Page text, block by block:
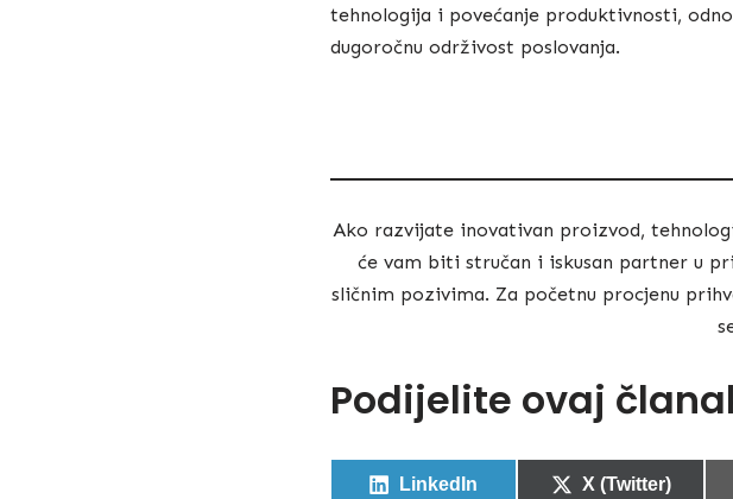
tehnologija i povećanje produktivnosti,
dugoročnu održivost poslovanja.
Ako razvijate inovativan proizvod,
će vam biti stručan i iskusan partner u
sličnim pozivima. Za početnu procjenu
Podijelite ovaj
LinkedIn X (Twitter)